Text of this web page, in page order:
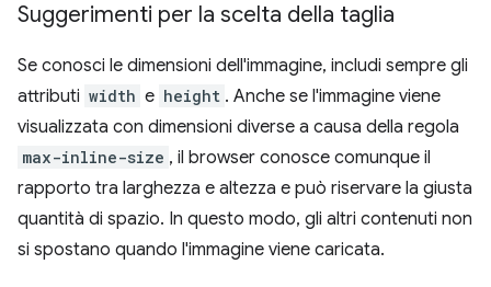
Suggerimenti per la scelta della taglia
Se conosci le dimensioni dell'immagine, includi sempre gli
attributi width e height . Anche se l'immagine viene
visualizzata con dimensioni diverse a causa della regola
max-inline-size , il browser conosce comunque il
rapporto tra larghezza e altezza e può riservare la giusta
quantità di spazio. In questo modo, gli altri contenuti non
si spostano quando l'immagine viene caricata.